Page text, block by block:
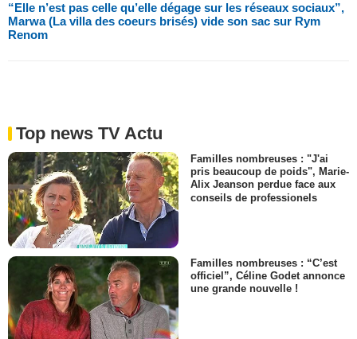
“Elle n’est pas celle qu’elle dégage sur les réseaux sociaux”,
Marwa (La villa des coeurs brisés) vide son sac sur Rym
Renom
Top news TV Actu
Familles nombreuses : "J'ai
pris beaucoup de poids", Marie-
Alix Jeanson perdue face aux
conseils de professionels
Familles nombreuses : “C’est
officiel”, Céline Godet annonce
une grande nouvelle !